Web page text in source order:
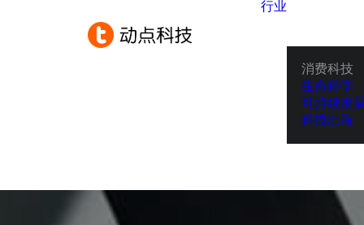
行业
消费科技
生命科学
可持续发
科技出海